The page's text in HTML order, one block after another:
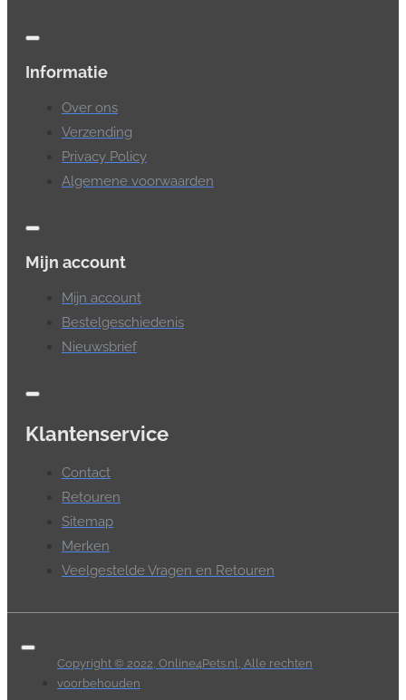
Informatie
Over ons
Verzending
Privacy Policy
Algemene voorwaarden
Mijn account
Mijn account
Bestelgeschiedenis
Nieuwsbrief
Klantenservice
Contact
Retouren
Sitemap
Merken
Veelgestelde Vragen en Retouren
Copyright © 2022, Online4Pets.nl, Alle rechten
voorbehouden